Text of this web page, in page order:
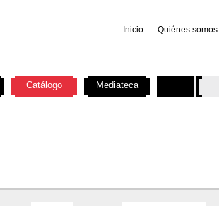
Inicio Quiénes somos
Catálogo Mediateca